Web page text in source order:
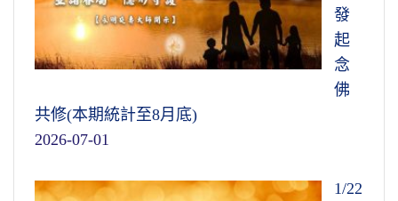
發
起
念
佛
共修(本期統計至8月底)
2026-07-01
1/22